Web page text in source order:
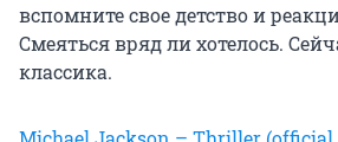
вспомните свое детство и
Смеяться вряд ли хотелось.
классика.